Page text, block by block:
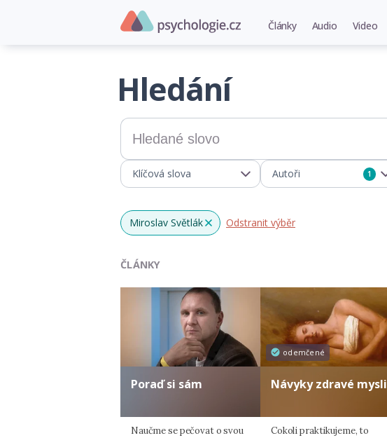
Články Audio Video
Hledání
Klíčová slova Autoři 1
Miroslav Světlák x
Odstranit výběr
ČLÁNKY
Poraď si sám
Naučme se pečovat o svou
odemčené
Návyky zdravé mysli
Cokoli praktikujeme, to